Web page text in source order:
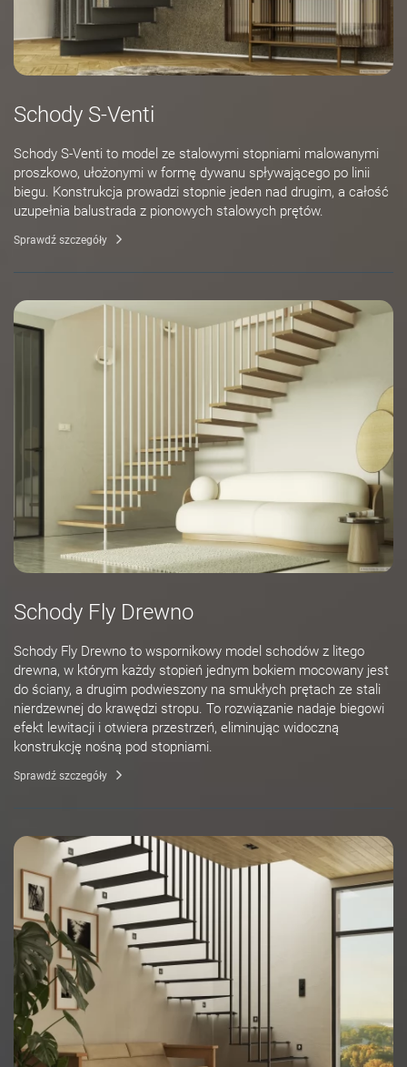
Schody S-Venti
Schody S-Venti to model ze stalowymi stopniami malowanymi
proszkowo, ułożonymi w formę dywanu spływającego po linii
biegu. Konstrukcja prowadzi stopnie jeden nad drugim, a całość
uzupełnia balustrada z pionowych stalowych prętów.
Sprawdź szczegóły
Schody Fly Drewno
Schody Fly Drewno to wspornikowy model schodów z litego
drewna, w którym każdy stopień jednym bokiem mocowany jest
do ściany, a drugim podwieszony na smukłych prętach ze stali
nierdzewnej do krawędzi stropu. To rozwiązanie nadaje biegowi
efekt lewitacji i otwiera przestrzeń, eliminując widoczną
konstrukcję nośną pod stopniami.
Sprawdź szczegóły